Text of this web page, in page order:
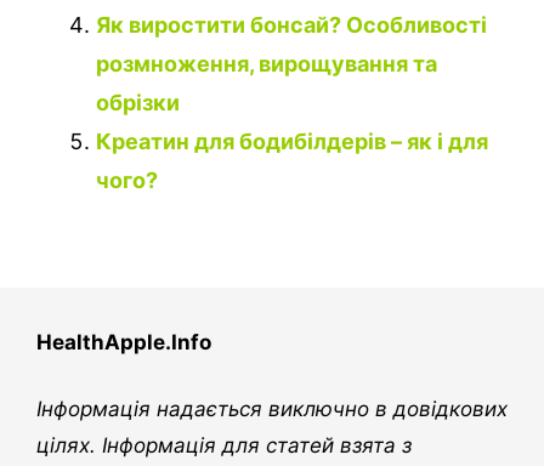
Як виростити бонсай? Особливості
розмноження, вирощування та
обрізки
Креатин для бодибілдерів – як і для
чого?
HealthApple.Info
Інформація надається виключно в довідкових
цілях. Інформація для статей взята з